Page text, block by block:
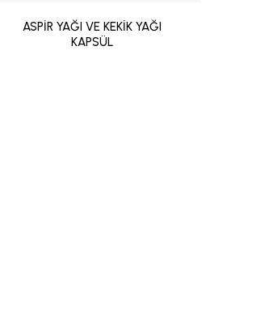
ASPİR YAĞI VE KEKİK YAĞI
KAPSÜL